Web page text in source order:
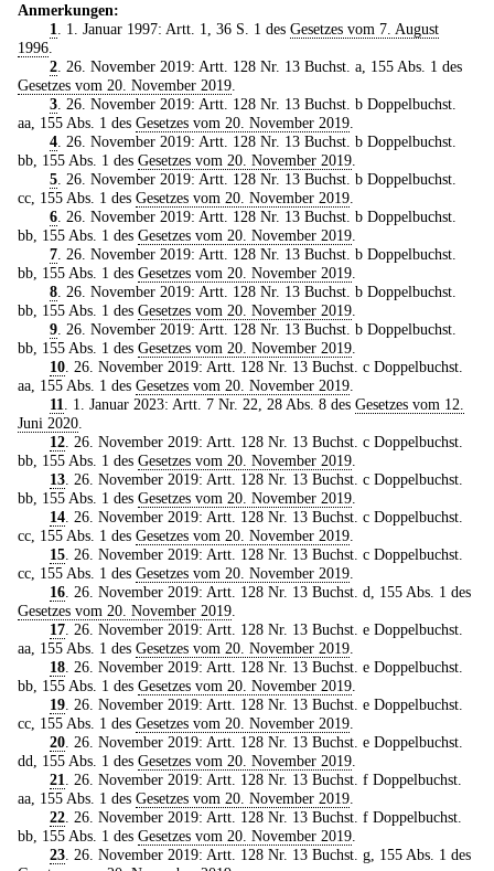
Anmerkungen:
1. 1. Januar 1997: Artt. 1, 36 S. 1 des Gesetzes vom 7. August
1996.
2. 26. November 2019: Artt. 128 Nr. 13 Buchst. a, 155 Abs. 1 des
Gesetzes vom 20. November 2019.
3. 26. November 2019: Artt. 128 Nr. 13 Buchst. b Doppelbuchst.
aa, 155 Abs. 1 des Gesetzes vom 20. November 2019.
4. 26. November 2019: Artt. 128 Nr. 13 Buchst. b Doppelbuchst.
bb, 155 Abs. 1 des Gesetzes vom 20. November 2019.
5. 26. November 2019: Artt. 128 Nr. 13 Buchst. b Doppelbuchst.
cc, 155 Abs. 1 des Gesetzes vom 20. November 2019.
6. 26. November 2019: Artt. 128 Nr. 13 Buchst. b Doppelbuchst.
bb, 155 Abs. 1 des Gesetzes vom 20. November 2019.
7. 26. November 2019: Artt. 128 Nr. 13 Buchst. b Doppelbuchst.
bb, 155 Abs. 1 des Gesetzes vom 20. November 2019.
8. 26. November 2019: Artt. 128 Nr. 13 Buchst. b Doppelbuchst.
bb, 155 Abs. 1 des Gesetzes vom 20. November 2019.
9. 26. November 2019: Artt. 128 Nr. 13 Buchst. b Doppelbuchst.
bb, 155 Abs. 1 des Gesetzes vom 20. November 2019.
10. 26. November 2019: Artt. 128 Nr. 13 Buchst. c Doppelbuchst.
aa, 155 Abs. 1 des Gesetzes vom 20. November 2019.
11. 1. Januar 2023: Artt. 7 Nr. 22, 28 Abs. 8 des Gesetzes vom 12.
Juni 2020.
12. 26. November 2019: Artt. 128 Nr. 13 Buchst. c Doppelbuchst.
bb, 155 Abs. 1 des Gesetzes vom 20. November 2019.
13. 26. November 2019: Artt. 128 Nr. 13 Buchst. c Doppelbuchst.
bb, 155 Abs. 1 des Gesetzes vom 20. November 2019.
14. 26. November 2019: Artt. 128 Nr. 13 Buchst. c Doppelbuchst.
cc, 155 Abs. 1 des Gesetzes vom 20. November 2019.
15. 26. November 2019: Artt. 128 Nr. 13 Buchst. c Doppelbuchst.
cc, 155 Abs. 1 des Gesetzes vom 20. November 2019.
16. 26. November 2019: Artt. 128 Nr. 13 Buchst. d, 155 Abs. 1 des
Gesetzes vom 20. November 2019.
17. 26. November 2019: Artt. 128 Nr. 13 Buchst. e Doppelbuchst.
aa, 155 Abs. 1 des Gesetzes vom 20. November 2019.
18. 26. November 2019: Artt. 128 Nr. 13 Buchst. e Doppelbuchst.
bb, 155 Abs. 1 des Gesetzes vom 20. November 2019.
19. 26. November 2019: Artt. 128 Nr. 13 Buchst. e Doppelbuchst.
cc, 155 Abs. 1 des Gesetzes vom 20. November 2019.
20. 26. November 2019: Artt. 128 Nr. 13 Buchst. e Doppelbuchst.
dd, 155 Abs. 1 des Gesetzes vom 20. November 2019.
21. 26. November 2019: Artt. 128 Nr. 13 Buchst. f Doppelbuchst.
aa, 155 Abs. 1 des Gesetzes vom 20. November 2019.
22. 26. November 2019: Artt. 128 Nr. 13 Buchst. f Doppelbuchst.
bb, 155 Abs. 1 des Gesetzes vom 20. November 2019.
23. 26. November 2019: Artt. 128 Nr. 13 Buchst. g, 155 Abs. 1 des